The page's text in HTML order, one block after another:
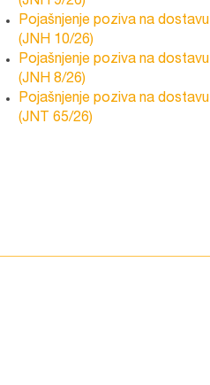
Pojašnjenje poziva na dostavu
(JNH 10/26)
Pojašnjenje poziva na dostavu
(JNH 8/26)
Pojašnjenje poziva na dostavu
(JNT 65/26)